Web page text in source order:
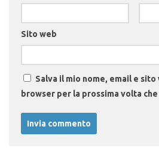
Sito web
Salva il mio nome, email e
browser per la prossima volta